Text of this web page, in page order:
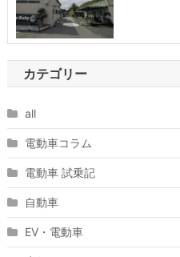
カテゴリー
all
電動車コラム
電動車 試乗記
自動車
EV・電動車